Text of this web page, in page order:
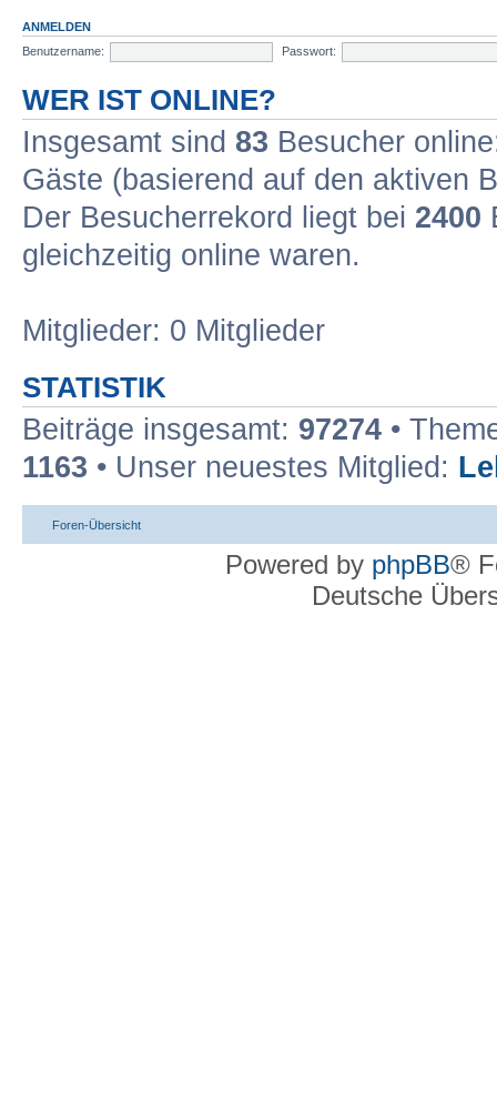
ANMELDEN
Benutzername:
Passwort:
WER IST ONLINE?
Insgesamt sind 83 Besucher
Gäste (basierend auf den aktiven
Der Besucherrekord liegt bei 2400
gleichzeitig online waren.
Mitglieder: 0 Mitglieder
STATISTIK
Beiträge insgesamt: 97274 •
1163 • Unser neuestes Mitglied:
Foren-Übersicht
Powered by phpBB®
Deutsche